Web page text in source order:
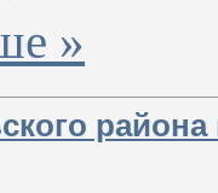
»